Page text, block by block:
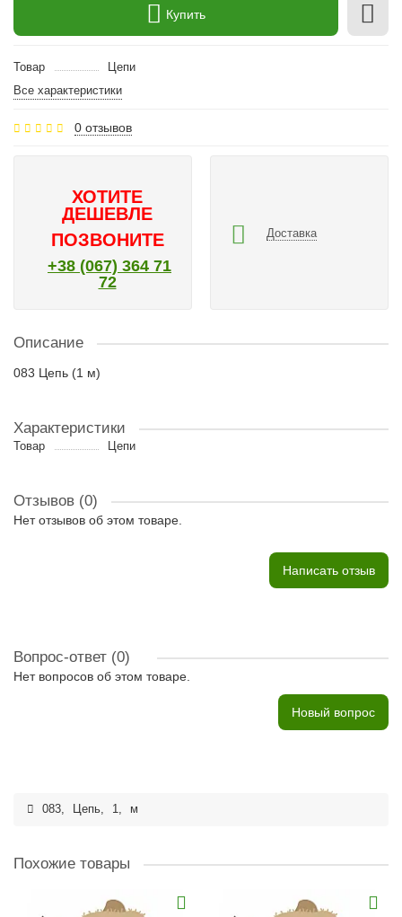
Купить
Товар
Цепи
Все характеристики
0 отзывов
ХОТИТЕ
ДЕШЕВЛЕ
ПОЗВОНИТЕ
+38 (067) 364 71
72
Доставка
Описание
083 Цепь (1 м)
Характеристики
Товар Цепи
Отзывов (0)
Нет отзывов об этом товаре.
Написать отзыв
Вопрос-ответ (0)
Нет вопросов об этом товаре.
Новый вопрос
083, Цепь, 1, м
Похожие товары